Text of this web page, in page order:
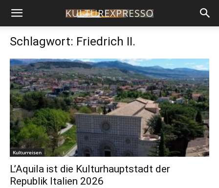
Schlagwort: Friedrich II.
Kulturreisen
L’Aquila ist die Kulturhauptstadt der
Republik Italien 2026